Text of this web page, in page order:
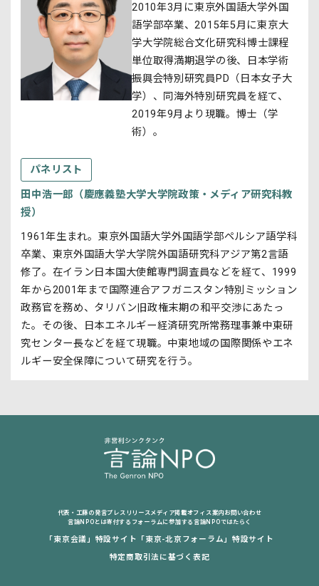
2010年3月に東京外国語大学外国
語学部卒業、2015年5月に東京大
学大学院総合文化研究科博士課程
単位取得満期退学の後、日本学術
振興会特別研究員PD（日本女子大
学）、同海外特別研究員を経て、
2019年9月より現職。博士（学
術）。
パネリスト
田中浩一郎（慶應義塾大学大学院政策・メディア研究科教
授）
1961年生まれ。東京外国語大学外国語学部ペルシア語学科
卒業、東京外国語大学大学院外国語研究科アジア第2言語
修了。在イラン日本国大使館専門調査員などを経て、1999
年から2001年まで国際連合アフガニスタン特別ミッション
政務官を務め、タリバン旧政権末期の和平交渉にあたっ
た。その後、日本エネルギー経済研究所常務理事兼中東研
究センター長などを経て現職。中東地域の国際関係やエネ
ルギー安全保障について研究を行う。
代表・工藤の発言プレスリリースメディア掲載オフィス案内 お問い合わせ
言論NPOとは寄付する フォーラムに参加する 言論NPOではたらく
「東京会議」特設サイト
「東京-北京フォーラム」特設サイト
特定商取引法に基づく表記